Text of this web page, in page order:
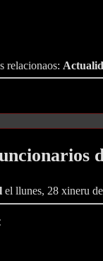
relacionaos:
el llunes, 28 xineru